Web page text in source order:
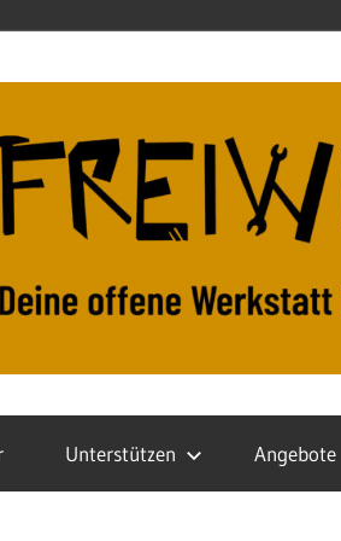
Unterstützen Angebote